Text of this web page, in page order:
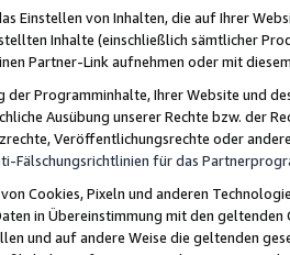
Einstellen von Inhalten, die auf Ihrer
Inhalte (einschließlich sämtlicher
Partner-Link aufnehmen oder mit
der Programminhalte, Ihrer Website und
Ausübung unserer Rechte bzw. der
Veröffentlichungsrechte oder
Fälschungsrichtlinien für das
Cookies, Pixeln und anderen
in Übereinstimmung mit den
und auf andere Weise die geltenden